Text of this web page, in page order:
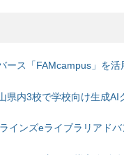
ース「FAMcampus」を
県内3校で学校向け生成
インズeライブラリアド